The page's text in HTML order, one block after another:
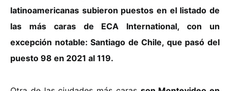
latinoamericanas subieron puestos en el listado de
las más caras de ECA International, con un
excepción notable: Santiago de Chile, que pasó del
puesto 98 en 2021 al 119.